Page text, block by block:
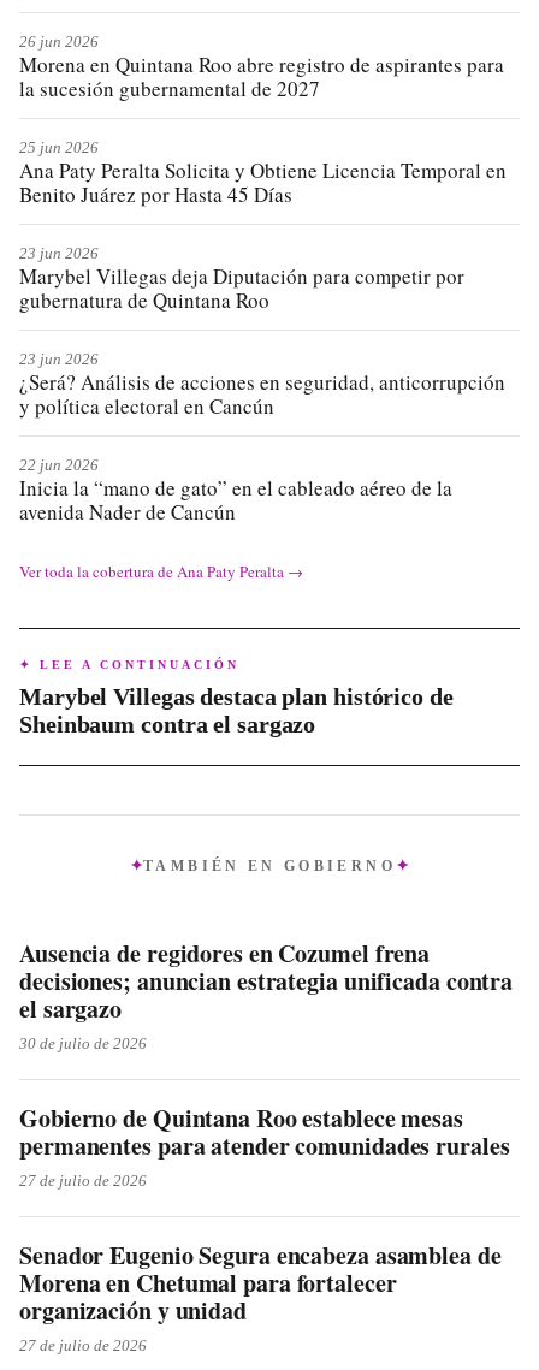
26 jun 2026
Morena en Quintana Roo abre registro de aspirantes para
la sucesión gubernamental de 2027
25 jun 2026
Ana Paty Peralta Solicita y Obtiene Licencia Temporal en
Benito Juárez por Hasta 45 Días
23 jun 2026
Marybel Villegas deja Diputación para competir por
gubernatura de Quintana Roo
23 jun 2026
¿Será? Análisis de acciones en seguridad, anticorrupción
y política electoral en Cancún
22 jun 2026
Inicia la “mano de gato” en el cableado aéreo de la
avenida Nader de Cancún
Ver toda la cobertura deAna Paty Peralta →
✦ LEE A CONTINUACIÓN
Marybel Villegas destaca plan histórico de
Sheinbaum contra el sargazo
TAMBIÉN ENGOBIERNO
Ausencia de regidores en Cozumel frena
decisiones; anuncian estrategia unificada contra
el sargazo
30 de julio de 2026
Gobierno de Quintana Roo establece mesas
permanentes para atender comunidades rurales
27 de julio de 2026
Senador Eugenio Segura encabeza asamblea de
Morena en Chetumal para fortalecer
organización y unidad
27 de julio de 2026